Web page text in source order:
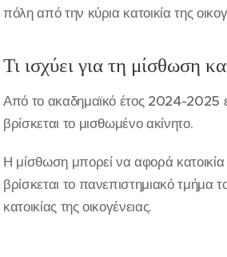
πόλη από την κύρια κατοικία της
Τι ισχύει για τη μίσθωση
Από το ακαδημαϊκό έτος 2024-2025
βρίσκεται το μισθωμένο ακίνητο.
Η μίσθωση μπορεί να αφορά κατοικία
βρίσκεται το πανεπιστημιακό τμήμα
κατοικίας της οικογένειας.